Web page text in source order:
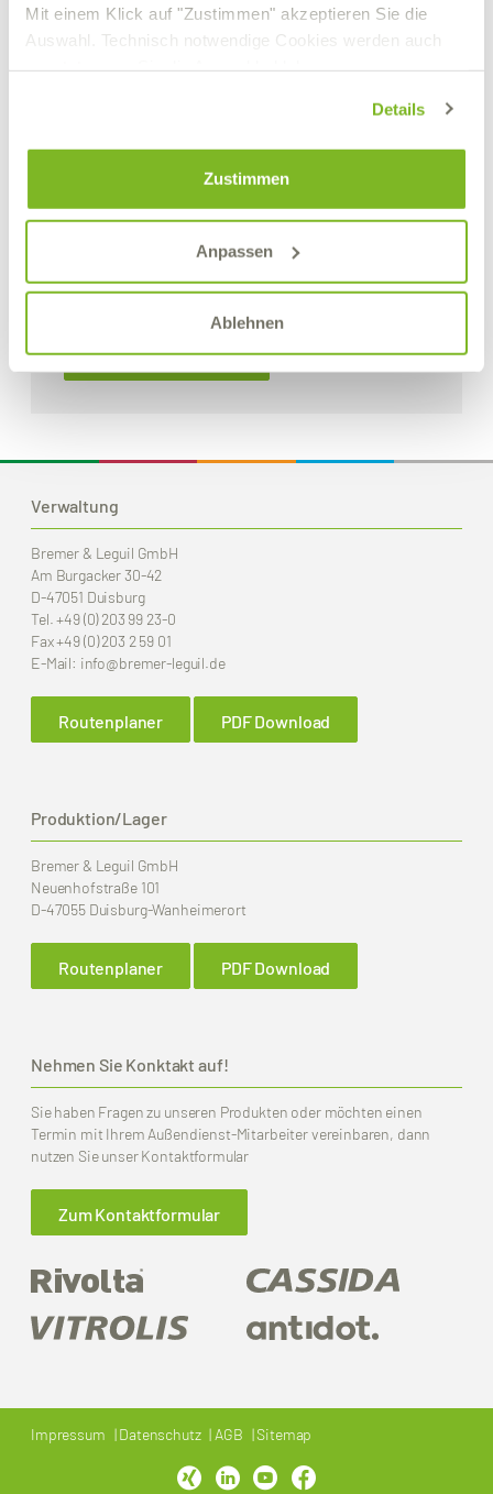
Mit einem Klick auf "Zustimmen" akzeptieren Sie die
Auswahl. Technisch notwendige Cookies werden auch
Details
Zustimmen
Anpassen
Ablehnen
Details zum Produkt
Verwaltung
Bremer & Leguil GmbH
Am Burgacker 30-42
D-47051 Duisburg
Tel.+49 (0) 203 99 23-0
Fax+49 (0) 203 2 59 01
E-Mail: info@bremer-leguil.de
Routenplaner PDF Download
Produktion/Lager
Bremer & Leguil GmbH
Neuenhofstraße 101
D-47055 Duisburg-Wanheimerort
Routenplaner PDF Download
Nehmen Sie Konktakt auf!
Sie haben Fragen zu unseren Produkten oder möchten einen
Termin mit Ihrem Außendienst-Mitarbeiter vereinbaren, dann
nutzen Sie unser Kontaktformular
Zum Kontaktformular
Impressum Datenschutz AGB Sitemap